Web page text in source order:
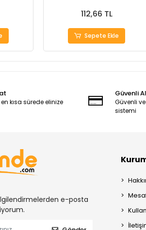
112,66 TL
Sepete Ekle
kısa sürede elinize
Güvenli
Güvenli
sistemi
e-posta